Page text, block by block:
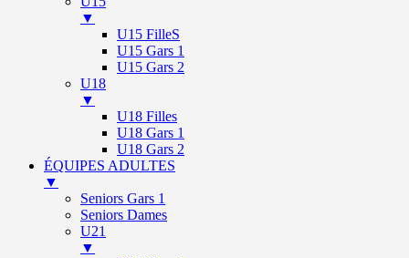
▼
U15 FilleS
U15 Gars 1
U15 Gars 2
U18
▼
U18 Filles
U18 Gars 1
U18 Gars 2
ÉQUIPES ADULTES
▼
Seniors Gars 1
Seniors Dames
U21
▼